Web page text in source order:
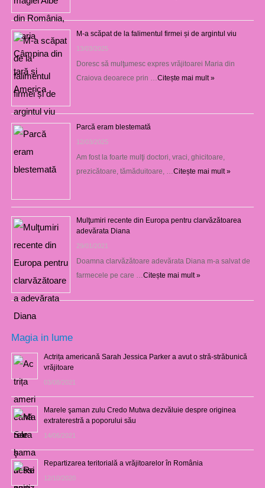
M-a scăpat de la falimentul firmei și de argintul viu
13/03/2025
Doresc să mulţumesc expres vrăjitoarei Maria din
Craiova deoarece prin … Citește mai mult »
Parcă eram blestemată
12/03/2025
Am fost la foarte mulţi doctori, vraci, ghicitoare,
prezicătoare, tămăduitoare, … Citește mai mult »
Mulţumiri recente din Europa pentru clarvăzătoarea
adevărata Diana
29/01/2021
Doamna clarvăzătoare adevărata Diana m-a salvat de
farmecele pe care … Citește mai mult »
Magia in lume
Actrița americană Sarah Jessica Parker a avut o stră-străbunică
vrăjitoare
03/08/2021
Marele şaman zulu Credo Mutwa dezvăluie despre originea
extraterestră a poporului său
14/06/2021
Repartizarea teritorială a vrăjitoarelor în România
12/10/2020